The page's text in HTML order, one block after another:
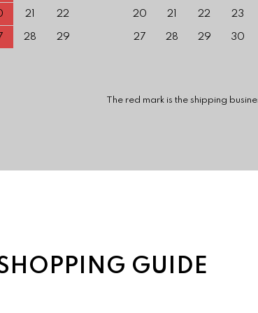
21 22
28 29
20 21 22 23
27 28 29 30
mark is the shipping business is
GUIDE